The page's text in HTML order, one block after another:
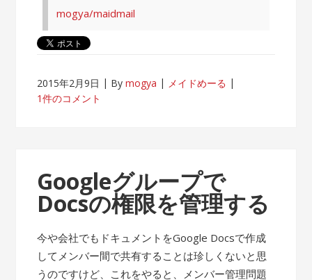
mogya/maidmail
2015年2月9日 Bymogya
メイドめーる
1件のコメント
Googleグループで
Docsの権限を管理する
今や会社でもドキュメントをGoogle Docsで作成
してメンバー間で共有することは珍しくないと思
うのですけど、これをやると、メンバー管理問題